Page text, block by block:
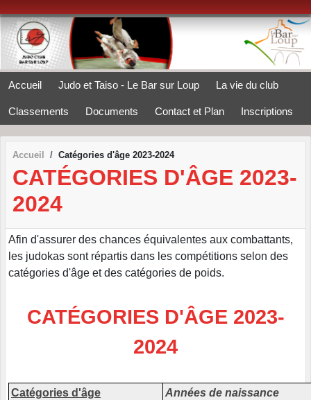
Accueil Judo et Taiso - Le Bar sur Loup La vie du club
Classements Documents Contact et Plan Inscriptions
Accueil Catégories d'âge 2023-2024
CATÉGORIES D'ÂGE 2023-
2024
Afin d'assurer des chances équivalentes aux combattants,
les judokas sont répartis dans les compétitions selon des
catégories d'âge et des catégories de poids.
CATÉGORIES D'ÂGE 2023-
2024
Catégories d'âge
Années de naissance